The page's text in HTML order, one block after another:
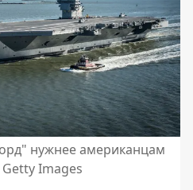
нужнее американцам
Images